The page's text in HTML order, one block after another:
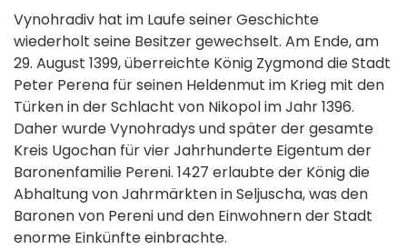
Vynohradiv hat im Laufe seiner Geschichte
wiederholt seine Besitzer gewechselt. Am Ende, am
29. August 1399, überreichte König Zygmond die Stadt
Peter Perena für seinen Heldenmut im Krieg mit den
Türken in der Schlacht von Nikopol im Jahr 1396.
Daher wurde Vynohradys und später der gesamte
Kreis Ugochan für vier Jahrhunderte Eigentum der
Baronenfamilie Pereni. 1427 erlaubte der König die
Abhaltung von Jahrmärkten in Seljuscha, was den
Baronen von Pereni und den Einwohnern der Stadt
enorme Einkünfte einbrachte.